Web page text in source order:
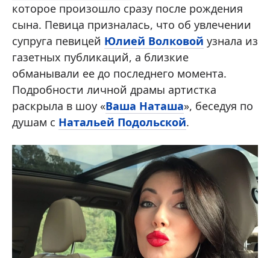
которое произошло сразу после рождения
сына. Певица призналась, что об увлечении
супруга певицей Юлией Волковой узнала из
газетных публикаций, а близкие
обманывали ее до последнего момента.
Подробности личной драмы артистка
раскрыла в шоу «Ваша Наташа», беседуя по
душам с Натальей Подольской.